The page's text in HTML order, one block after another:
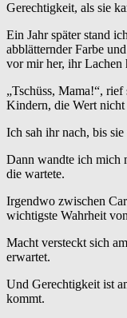
Gerechtigkeit, als sie
Ein Jahr später stand
abblätternder Farbe
vor mir her, ihr Lachen
„Tschüss, Mama!“,
Kindern, die Wert
Ich sah ihr nach, bis
Dann wandte ich mich
die wartete.
Irgendwo zwischen
wichtigste Wahrheit
Macht versteckt sich
erwartet.
Und Gerechtigkeit ist
kommt.